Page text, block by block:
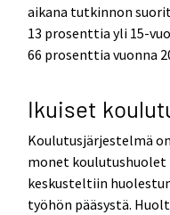
aikana tutkinnon
13 prosenttia yli 15-
66 prosenttia vuonna
Ikuiset
Koulutusjärjestelmä
monet koulutushuolet
keskusteltiin
työhön pääsystä.